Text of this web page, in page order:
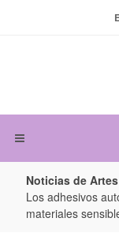
Noticias de
Los adhesivos
materiales